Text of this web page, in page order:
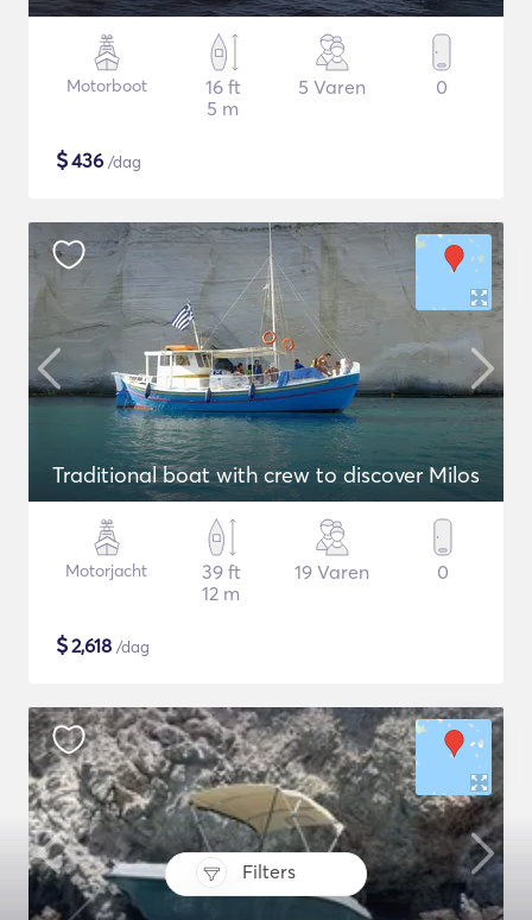
Filters
Motorboot
16 ft
5 m
5 Varen 0
$436 /dag
Traditional boat with crew to discover Milos
Motorjacht
39 ft
12 m
19 Varen 0
$2,618 /dag